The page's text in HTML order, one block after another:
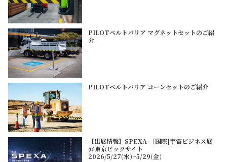
PILOTベルトバリア マグネットセットのご紹
介
PILOTベルトバリア コーンセットのご紹介
【出展情報】SPEXA-［国際]宇宙ビジネス展
@東京ビックサイト
2026/5/27(水)~5/29(金)